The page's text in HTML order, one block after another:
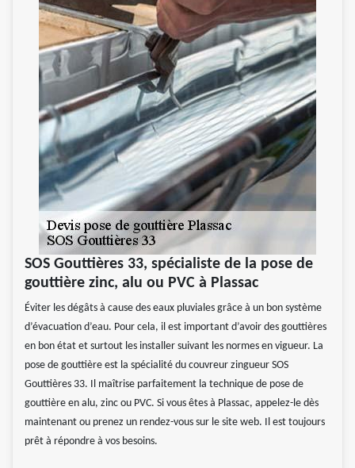
SOS Gouttières 33, spécialiste de la pose de
gouttière zinc, alu ou PVC à Plassac
Éviter les dégâts à cause des eaux pluviales grâce à un bon système
d’évacuation d’eau. Pour cela, il est important d’avoir des gouttières
en bon état et surtout les installer suivant les normes en vigueur. La
pose de gouttière est la spécialité du couvreur zingueur SOS
Gouttières 33. Il maîtrise parfaitement la technique de pose de
gouttière en alu, zinc ou PVC. Si vous êtes à Plassac, appelez-le dès
maintenant ou prenez un rendez-vous sur le site web. Il est toujours
prêt à répondre à vos besoins.